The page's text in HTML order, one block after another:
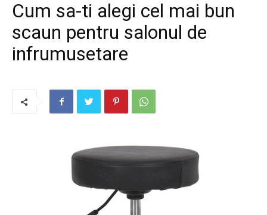
Cum sa-ti alegi cel mai bun
scaun pentru salonul de
infrumusetare